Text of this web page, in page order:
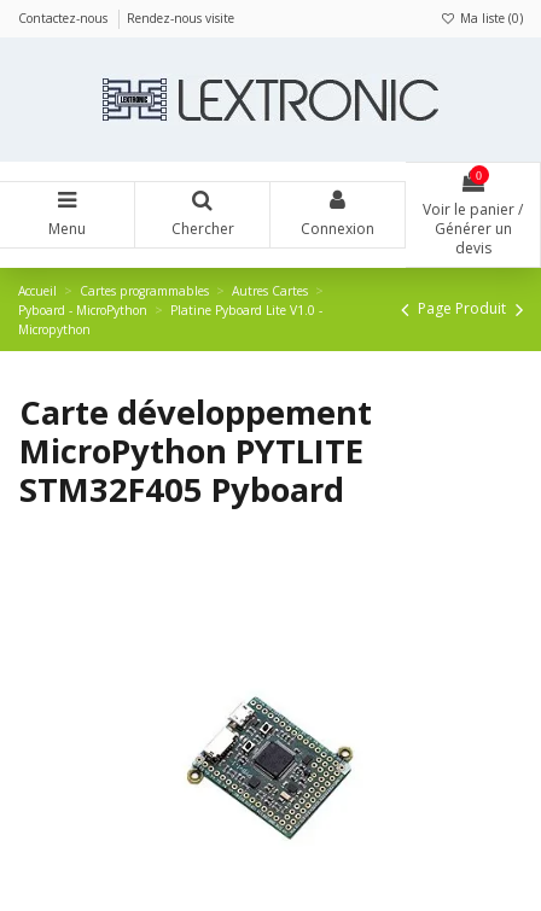
Contactez-nous Rendez-nous visite Ma liste (0)
Menu Chercher Connexion
0
Voir le panier /
Générer un
devis
Accueil Cartes programmables
Autres Cartes
Pyboard - MicroPython
Platine Pyboard Lite V1.0 -
Micropython
Page Produit
Carte développement
MicroPython PYTLITE
STM32F405 Pyboard
Panneau de gestion des cookies